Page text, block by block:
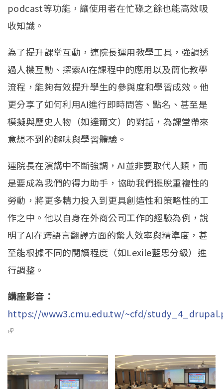
podcast等功能，讓使用者在忙碌之餘也能高效吸
收知識。
為了提升課堂互動，連院長運用教學工具，強調透
過人機互動、探索AI在課程中的應用以及簡化教學
流程，能夠有效提升學生的參與度和學習成效。他
更分享了如何利用AI進行即時問答、點名、甚至是
模擬與歷史人物（如達爾文）的對話，為課堂帶來
意想不到的趣味與學習體驗。
連院長在演講中不斷強調，AI並非要取代人類，而
是要成為我們的得力助手，協助我們擺脫重複性的
勞動，將更多精力投入到更具創造性和策略性的工
作之中。他以自身在外商公司工作的經驗為例，說
明了AI在跨語言翻譯方面的驚人效率與精準度，甚
至能根據不同的閱讀程度（如Lexile藍思分級）進
行調整。
講座影音：
https://www3.cmu.edu.tw/~cfd/
(link is external)